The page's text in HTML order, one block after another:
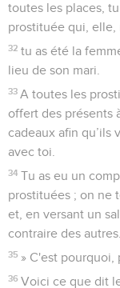
toutes les places,
prostituée qui, elle,
32 tu as été la
lieu de son mari.
33 A toutes les
offert des présents
cadeaux afin
avec toi.
34 Tu as eu un
prostituées ; on ne
et, en versant un
contraire des autres.
35 » C'est
36 Voici ce que dit